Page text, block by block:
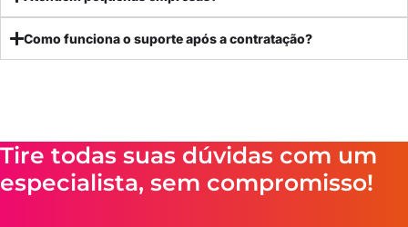
Como funciona o suporte após a contratação?
Tire todas suas dúvidas com um
especialista, sem compromisso!